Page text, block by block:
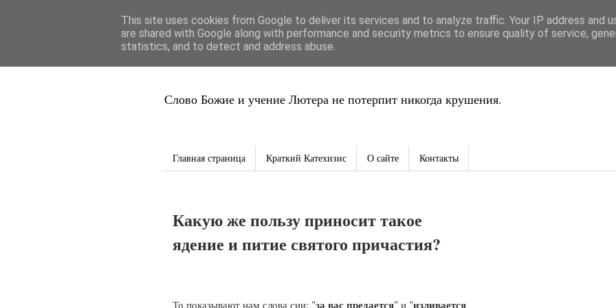
Благая Весть
Слово Божие и учение Лютера не потерпит никогда крушения.
Главная страница Краткий Катехизис О сайте Контакты
Какую же пользу приносит такое
ядение и питие святого причастия?
То показывают нам слова сии: "за вас предается" и "изливается
This site uses cookies from Google to deliver its services and to analyze traffic. Your IP address and
are shared with Google along with performance and security metrics to ensure quality of service,
statistics, and to detect and address abuse.